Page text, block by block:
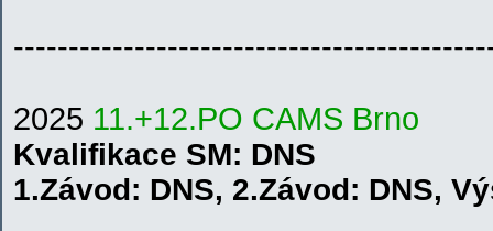
2025 11.+12.PO CAMS Brno
Kvalifikace SM: DNS
1.Závod: DNS, 2.Závod: DNS, V